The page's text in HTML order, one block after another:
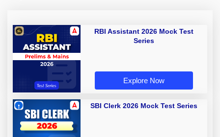
RBI Assistant 2026 Mock Test
Series
Explore Now
SBI Clerk 2026 Mock Test Series